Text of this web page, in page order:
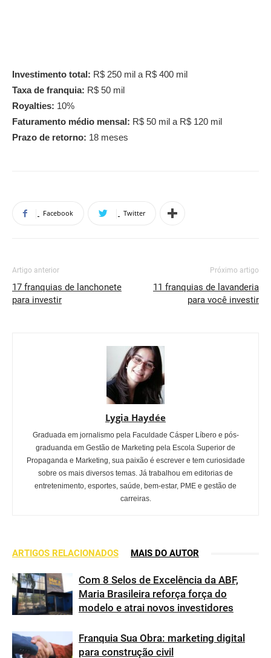
Investimento total: R$ 250 mil a R$ 400 mil
Taxa de franquia: R$ 50 mil
Royalties: 10%
Faturamento médio mensal: R$ 50 mil a R$ 120 mil
Prazo de retorno: 18 meses
Facebook Twitter
Artigo anterior
17 franquias de lanchonete
para investir
Próximo artigo
11 franquias de lavanderia
para você investir
Lygia Haydée
Graduada em jornalismo pela Faculdade Cásper Líbero e pós-
graduanda em Gestão de Marketing pela Escola Superior de
Propaganda e Marketing, sua paixão é escrever e tem curiosidade
sobre os mais diversos temas. Já trabalhou em editorias de
entretenimento, esportes, saúde, bem-estar, PME e gestão de
carreiras.
ARTIGOS RELACIONADOS MAIS DO AUTOR
Com 8 Selos de Excelência da ABF,
Maria Brasileira reforça força do
modelo e atrai novos investidores
Franquia Sua Obra: marketing digital
para construção civil